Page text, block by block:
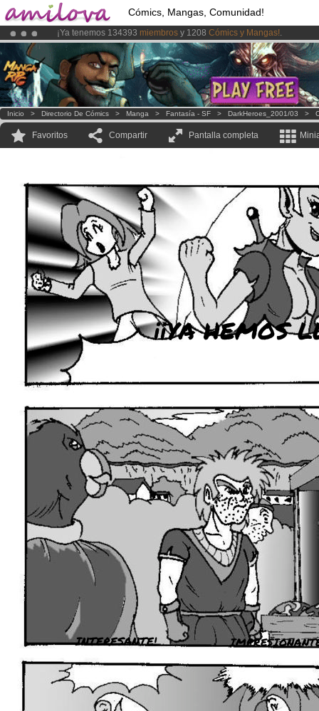
Cómics, Mangas, Comunidad!
¡Ya tenemos 134393 miembros y 1208 Cómics y Mangas!.
¡El Kickstarter Amilova está desormado lanzado!.
¡Conviertete en Premium por3.95 euros al mes!Hazte Premium ya
Inicio > Directorio De Cómics > Manga > Fantasía - SF > DarkHeroes_2001/03 >
Favoritos Compartir Pantalla completa
¡¡YA HEMOS
INTERESANTE!